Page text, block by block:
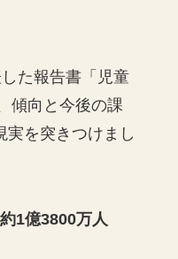
た報告書「児童
傾向と今後の課
実を突きつけまし
1億3800万人